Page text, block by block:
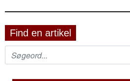
Find en artikel